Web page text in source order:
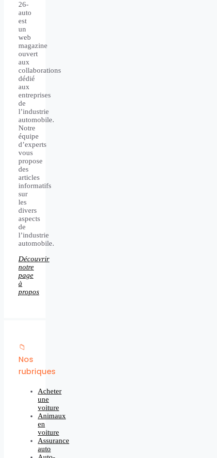
26-
auto
est
un
web
magazine
ouvert
aux
collaborations
dédié
aux
entreprises
de
l’industrie
automobile.
Notre
équipe
d’experts
vous
propose
des
articles
informatifs
sur
les
divers
aspects
de
l’industrie
automobile.
Découvrir
notre
page
à
propos
📁
Nos
rubriques
Acheter
une
voiture
Animaux
en
voiture
Assurance
auto